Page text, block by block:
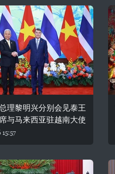
理黎明兴分别会见泰王
与马来西亚驻越南大使